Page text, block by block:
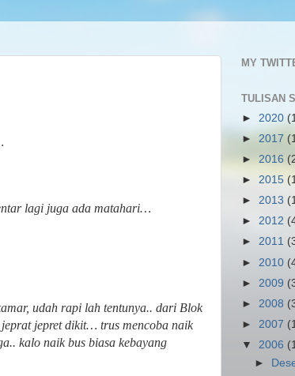
lagi juga ada matahari…
udah rapi lah tentunya.. dari Blok
jepret dikit… trus mencoba naik
kalo naik bus biasa kebayang
MY
TULISAN
► 2020
► 2017
► 2016
► 2015
► 2013
► 2012
► 2011
► 2010
► 2009
► 2008
► 2007
▼ 2006
►